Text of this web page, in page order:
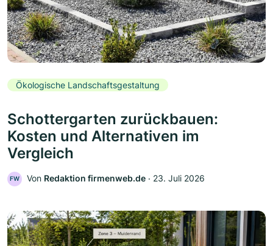
Ökologische Landschaftsgestaltung
Schottergarten zurückbauen:
Kosten und Alternativen im
Vergleich
FW Von Redaktion firmenweb.de ‧ 23. Juli 2026